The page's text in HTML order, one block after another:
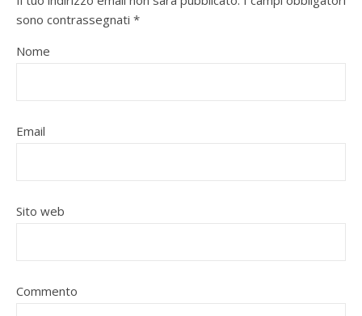
sono contrassegnati *
Nome
Email
Sito web
Commento